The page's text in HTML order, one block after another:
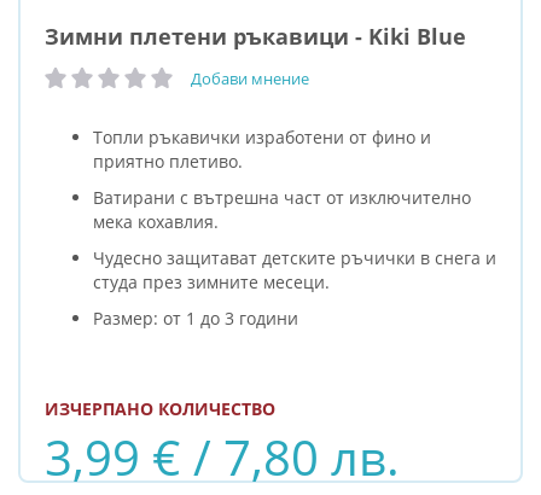
Зимни плетени ръкавици - Kiki Blue
рейтинг: Добави мнение
Топли ръкавички изработени от фино и
приятно плетиво.
Ватирани с вътрешна част от изключително
мека кохавлия.
Чудесно защитават детските ръчички в снега и
студа през зимните месеци.
Размер: от 1 до 3 години
3,99 € / 7,80 лв.
ИЗЧЕРПАНО КОЛИЧЕСТВО